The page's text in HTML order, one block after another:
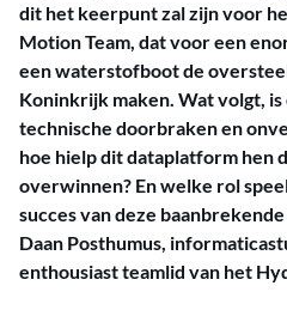
dit het keerpunt zal zijn voor
Motion Team, dat voor een
een waterstofboot de
Koninkrijk maken. Wat volgt,
technische doorbraken en
hoe hielp dit dataplatform hen
overwinnen? En welke rol
succes van deze
Daan Posthumus,
enthousiast teamlid van het